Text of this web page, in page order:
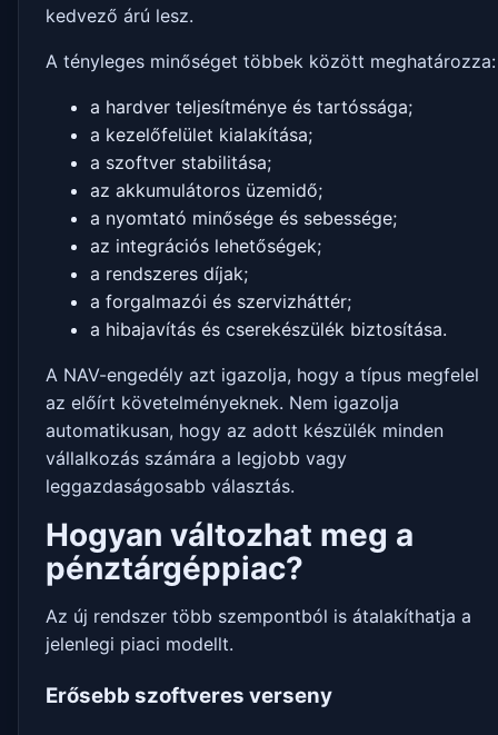
kedvező árú lesz.
A tényleges minőséget többek között meghatározza:
a hardver teljesítménye és tartóssága;
a kezelőfelület kialakítása;
a szoftver stabilitása;
az akkumulátoros üzemidő;
a nyomtató minősége és sebessége;
az integrációs lehetőségek;
a rendszeres díjak;
a forgalmazói és szervizháttér;
a hibajavítás és cserekészülék biztosítása.
A NAV-engedély azt igazolja, hogy a típus megfelel
az előírt követelményeknek. Nem igazolja
automatikusan, hogy az adott készülék minden
vállalkozás számára a legjobb vagy
leggazdaságosabb választás.
Hogyan változhat meg a
pénztárgéppiac?
Az új rendszer több szempontból is átalakíthatja a
jelenlegi piaci modellt.
Erősebb szoftveres verseny